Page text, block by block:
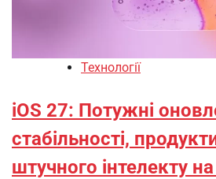
Технології
iOS 27: Потужні
стабільності,
штучного інтелекту